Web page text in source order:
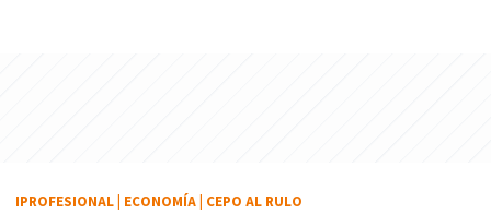
IPROFESIONAL ECONOMÍA CEPO AL RULO